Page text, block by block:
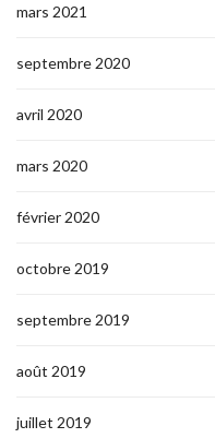
mars 2021
septembre 2020
avril 2020
mars 2020
février 2020
octobre 2019
septembre 2019
août 2019
juillet 2019